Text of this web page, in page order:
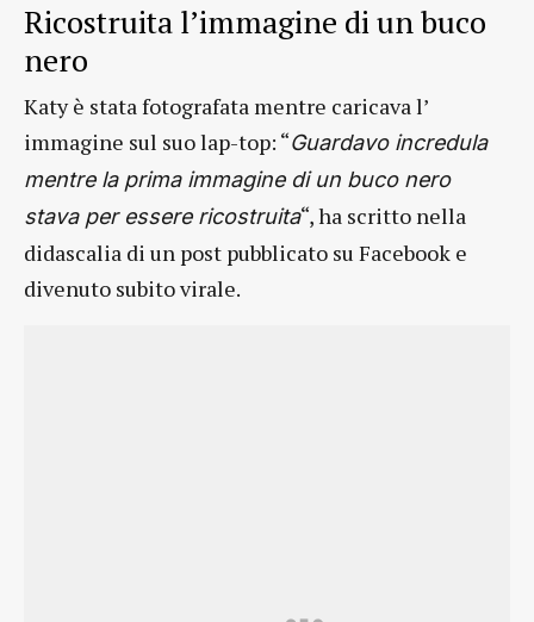
Ricostruita l’immagine di un buco
nero
Katy è stata fotografata mentre caricava l’
immagine sul suo lap-top: “Guardavo incredula
mentre la prima immagine di un buco nero
stava per essere ricostruita“, ha scritto nella
didascalia di un post pubblicato su Facebook e
divenuto subito virale.